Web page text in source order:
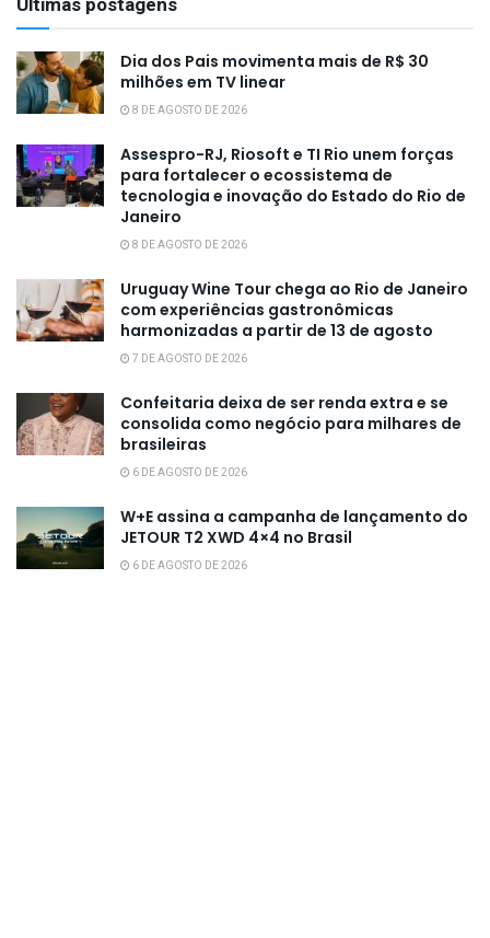
Dia dos Pais movimenta mais de R$ 30
milhões em TV linear
8 DE AGOSTO DE 2026
Assespro-RJ, Riosoft e TI Rio unem forças
para fortalecer o ecossistema de
tecnologia e inovação do Estado do Rio de
Janeiro
8 DE AGOSTO DE 2026
Uruguay Wine Tour chega ao Rio de Janeiro
com experiências gastronômicas
harmonizadas a partir de 13 de agosto
7 DE AGOSTO DE 2026
Confeitaria deixa de ser renda extra e se
consolida como negócio para milhares de
brasileiras
6 DE AGOSTO DE 2026
W+E assina a campanha de lançamento do
JETOUR T2 XWD 4×4 no Brasil
6 DE AGOSTO DE 2026